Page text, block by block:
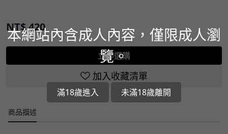
NT$420
立即選購
加入收藏清單
商品描述
本網站內含成人內容，僅限成人瀏
覽。
滿18歲進入 未滿18歲離開